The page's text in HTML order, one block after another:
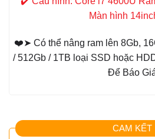
Màn hình
❤️➤ Có thể nâng ram lên 8Gb,
/ 512Gb / 1TB loại SSD hoặc
Để Báo
CAM KẾT